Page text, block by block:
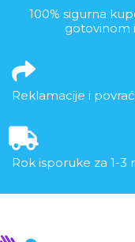
100% sigurna
gotovinom
Reklamacije i
Rok isporuke za 1-3